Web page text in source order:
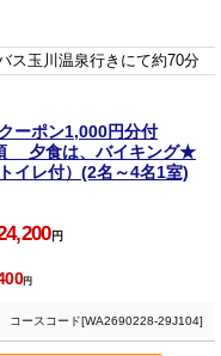
ス玉川温泉行きにて約70分
ーポン1,000円分付
夕食は、バイキング★
イレ付）(2名～4名1室)
円
円
コースコード[WA2690228-29J104]